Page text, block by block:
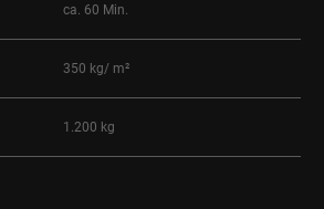
ca. 60 Min.
350 kg/ m²
1.200 kg